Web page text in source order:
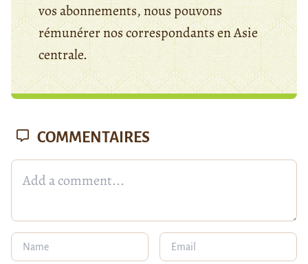
vos abonnements, nous pouvons
rémunérer nos correspondants en Asie
centrale.
COMMENTAIRES